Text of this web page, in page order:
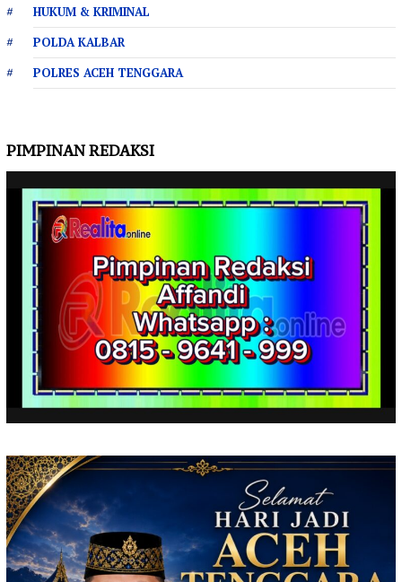
HUKUM & KRIMINAL
POLDA KALBAR
POLRES ACEH TENGGARA
PIMPINAN REDAKSI